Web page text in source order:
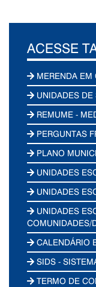
ACESSE
MERENDA EM
UNIDADES DE
REMUME -
PERGUNTAS
PLANO
UNIDADES
UNIDADES
UNIDADES
COMUNIDADES/
CALENDÁRIO
SIDS -
TERMO DE